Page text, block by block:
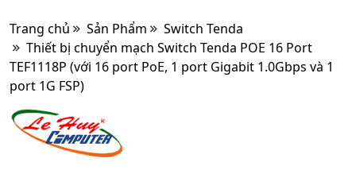
Trang chủ Sản Phẩm
Switch Tenda
Thiết bị chuyển mạch Switch Tenda POE 16 Port
TEF1118P (với 16 port PoE, 1 port Gigabit 1.0Gbps và 1
port 1G FSP)